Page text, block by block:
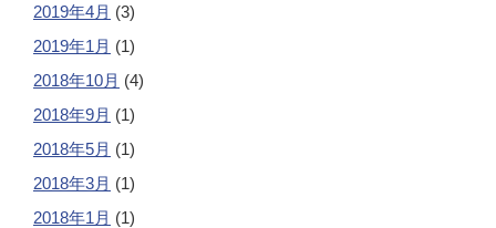
2019年4月 (3)
2019年1月 (1)
2018年10月 (4)
2018年9月 (1)
2018年5月 (1)
2018年3月 (1)
2018年1月 (1)